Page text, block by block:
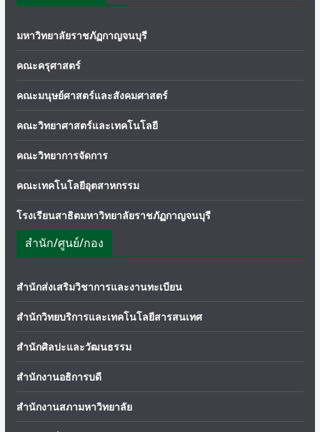
มหาวิทยาลัยราชภัฏกาญจนบุรี
คณะครุศาสตร์
คณะมนุษย์ศาสตร์และสังคมศาสตร์
คณะวิทยาศาสตร์และเทคโนโลยี
คณะวิทยาการจัดการ
คณะเทคโนโลยีอุตสาหกรรม
โรงเรียนสาธิตมหาวิทยาลัยราชภัฏกาญจนบุรี
สำนัก/ศูนย์/กอง
สำนักส่งเสริมวิชาการและงานทะเบียน
สำนักวิทยบริการและเทคโนโลยีสารสนเทศ
สำนักศิลปะและวัฒนธรรม
สำนักงานอธิการบดี
สำนักงานสภามหาวิทยาลัย